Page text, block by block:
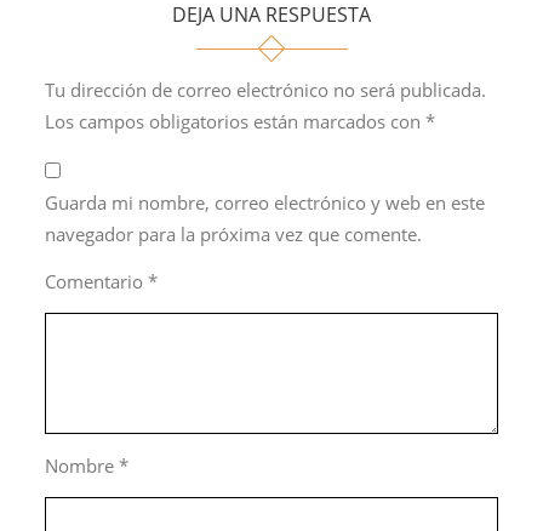
DEJA UNA RESPUESTA
Tu dirección de correo electrónico no será publicada.
Los campos obligatorios están marcados con*
Guarda mi nombre, correo electrónico y web en este
navegador para la próxima vez que comente.
Comentario*
Nombre*